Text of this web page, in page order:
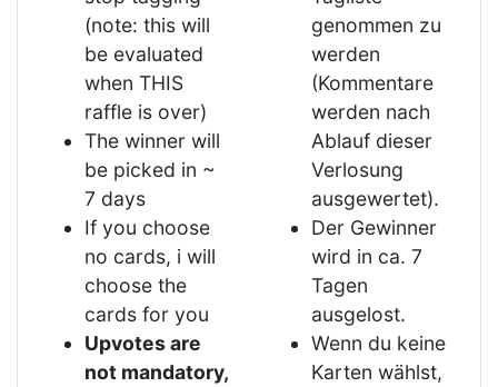
(note: this will
be evaluated
when THIS
raffle is over)
The winner will
be picked in ~
7 days
If you choose
no cards, i will
choose the
cards for you
Upvotes are
not mandatory,
genommen zu
werden
(Kommentare
werden nach
Ablauf dieser
Verlosung
ausgewertet).
Der Gewinner
wird in ca. 7
Tagen
ausgelost.
Wenn du keine
Karten wählst,